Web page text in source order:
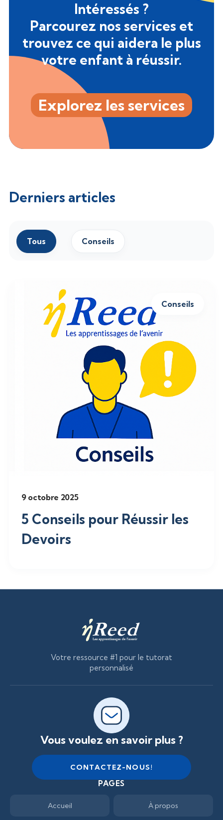
Intéressés ?
Parcourez nos services et
trouvez ce qui aidera le plus
votre enfant à réussir.
Explorez les services
Derniers articles
Tous Conseils
Conseils
9 octobre 2025
5 Conseils pour Réussir les
Devoirs
Votre ressource #1 pour le tutorat
personnalisé
Vous voulez en savoir plus ?
PAGES
Accueil À propos